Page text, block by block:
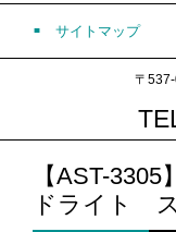
サイトマップ
〒
【AST-
ドライト